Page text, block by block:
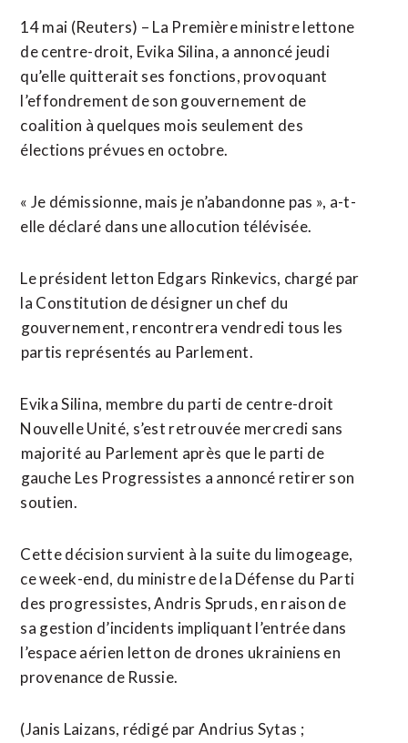
14 mai (Reuters) – La Première ministre lettone
de centre-droit, Evika Silina, a annoncé jeudi
qu’elle quitterait ses ​fonctions, ‌provoquant
l’effondrement de son ​gouvernement ⁠de
coalition à quelques mois ‌seulement ‌des
élections prévues en octobre.
« Je démissionne, mais je n’abandonne pas », a-t-
elle ​déclaré dans une allocution télévisée.
Le président letton Edgars Rinkevics, chargé par
la Constitution de désigner un chef du
⁠gouvernement, rencontrera vendredi tous les
⁠partis représentés au Parlement.
Evika Silina, membre du parti de centre-droit
Nouvelle Unité, s’est retrouvée mercredi sans
⁠majorité au ‌Parlement après que le parti de
⁠gauche Les Progressistes ​a ​annoncé retirer son
soutien.
Cette décision survient à ​la suite du limogeage,
ce week-end, du ‌ministre ​de la Défense du Parti
des progressistes, ​Andris Spruds, en raison de
sa gestion d’incidents impliquant l’entrée dans
l’espace aérien letton de drones ukrainiens en
provenance ⁠de Russie.
(Janis Laizans, rédigé par Andrius Sytas ;